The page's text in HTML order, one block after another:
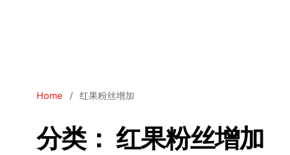
Home 红果粉丝增加
分类：红果粉丝增加